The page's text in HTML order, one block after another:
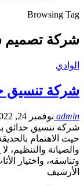
Browsing Tag
شركة تصميم
الوادي
شركة تنسيق حدائق
admin نوفمبر 24, 2022
شركة تنسيق حدائق
حيث الاهتمام
والصيانة والتنظيم،
وتناسقه، واختيار
الأرشيف